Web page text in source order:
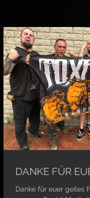
DANKE FÜR
Danke für euer geiles